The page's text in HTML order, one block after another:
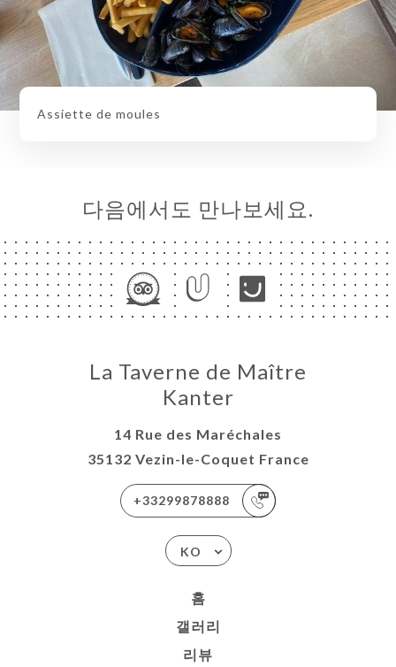
Assiette de moules
다음에서도 만나보세요.
La Taverne de Maître
Kanter
14 Rue des Maréchales
35132 Vezin-le-Coquet France
+33299878888
KO
홈
갤러리
리뷰